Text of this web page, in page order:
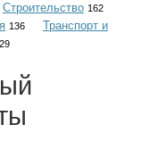
Строительство 162
136
Транспорт и